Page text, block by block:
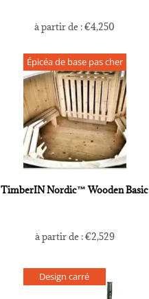
à partir de :€4,250
Épicéa de base pas cher
TimberIN Nordic™ Wooden Basic
à partir de :€2,529
Design carré